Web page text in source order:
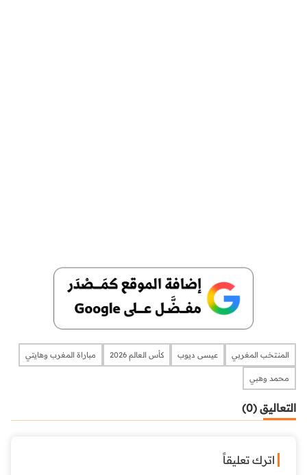
المنتخب المغربي عيسى ديوب كأس العالم 2026 مباراة المغرب وهايتي
محمد وهبي
التعاليق (0)
اترك تعليقاً